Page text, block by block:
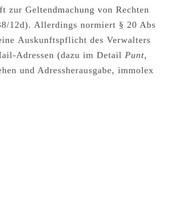
zur Geltendmachung von Rechten
12d). Allerdings normiert § 20 Abs
Auskunftspflicht des Verwalters
Adressen (dazu im Detail Punt,
und Adressherausgabe, immolex